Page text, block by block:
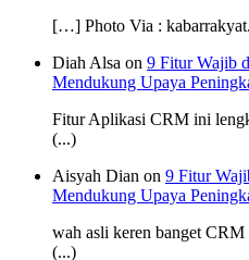
[…] Photo Via :
Diah Alsa on 9 Fitur Wajib
Mendukung Upaya
Fitur Aplikasi CRM ini
(...)
Aisyah Dian on 9 Fitur
Mendukung Upaya
wah asli keren banget
(...)